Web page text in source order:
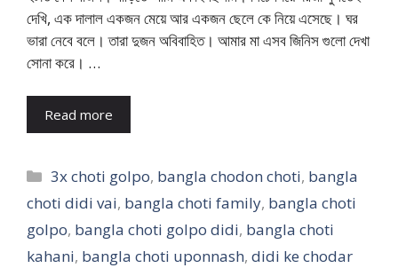
দেখি, এক দালাল একজন মেয়ে আর একজন ছেলে কে নিয়ে এসেছে। ঘর
ভারা নেবে বলে। তারা দুজন অবিবাহিত। আমার মা এসব জিনিস গুলো দেখা
সোনা করে। …
Read more
Categories
3x choti golpo, bangla chodon choti, bangla
choti didi vai, bangla choti family, bangla choti
golpo, bangla choti golpo didi, bangla choti
kahani, bangla choti uponnash, didi ke chodar